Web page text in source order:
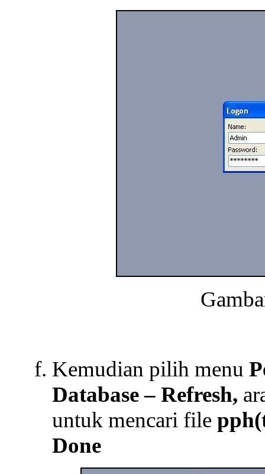
Kemudian pilih menu
Database – Refresh,
untuk mencari file
Done